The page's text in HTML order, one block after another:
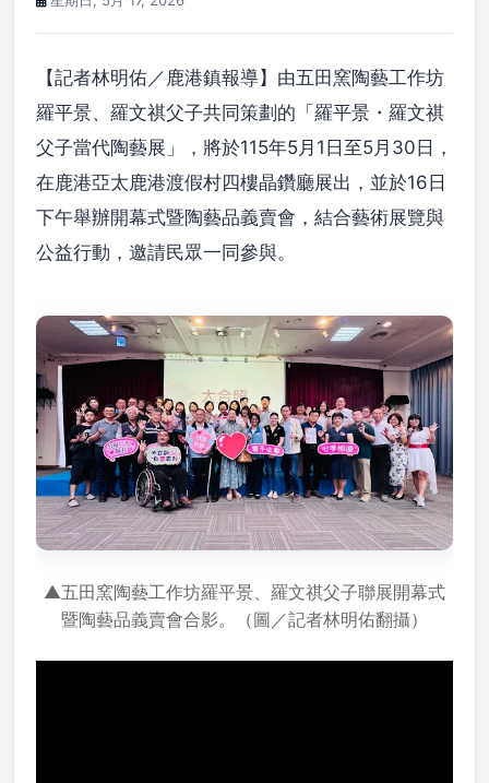
【記者林明佑／鹿港鎮報導】由五田窯陶藝工作坊
羅平景、羅文祺父子共同策劃的「羅平景・羅文祺
父子當代陶藝展」，將於115年5月1日至5月30日，
在鹿港亞太鹿港渡假村四樓晶鑽廳展出，並於16日
下午舉辦開幕式暨陶藝品義賣會，結合藝術展覽與
公益行動，邀請民眾一同參與。
▲五田窯陶藝工作坊羅平景、羅文祺父子聯展開幕式
暨陶藝品義賣會合影。（圖／記者林明佑翻攝）